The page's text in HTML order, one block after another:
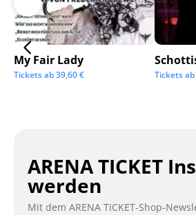
My Fair Lady
Tickets ab39,60€ Tickets ab
ARENA TICKET
werden
Mit dem ARENA TICKET-Shop-